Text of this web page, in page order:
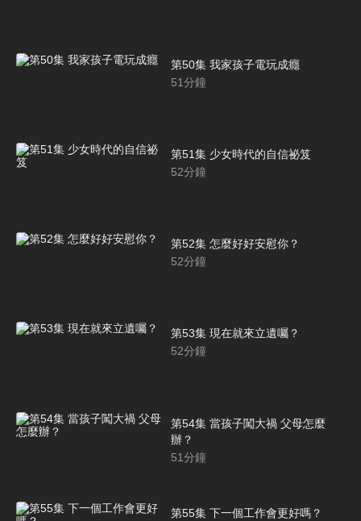
第50集 我家孩子電玩成癮
51分鐘
第51集 少女時代的自信祕笈
52分鐘
第52集 怎麼好好安慰你？
52分鐘
第53集 現在就來立遺囑？
52分鐘
第54集 當孩子闖大禍 父母怎麼
辦？
51分鐘
第55集 下一個工作會更好嗎？